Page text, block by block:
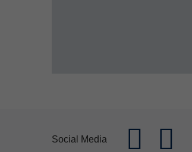
Social Media